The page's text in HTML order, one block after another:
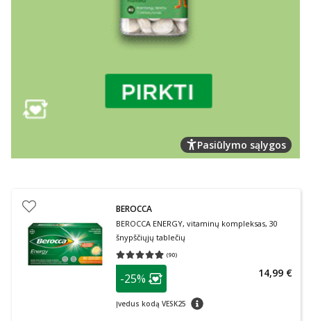
Pasiūlymo sąlygos
BEROCCA
BEROCCA ENERGY, vitaminų kompleksas, 30
šnypščiųjų tablečių
(90)
Vidutinis įvertinimas 4.98
patarimas
Lojalumo klubo narių nuolaida
-25%
Įvedus kodą VESK25 patarimas
14,99 €